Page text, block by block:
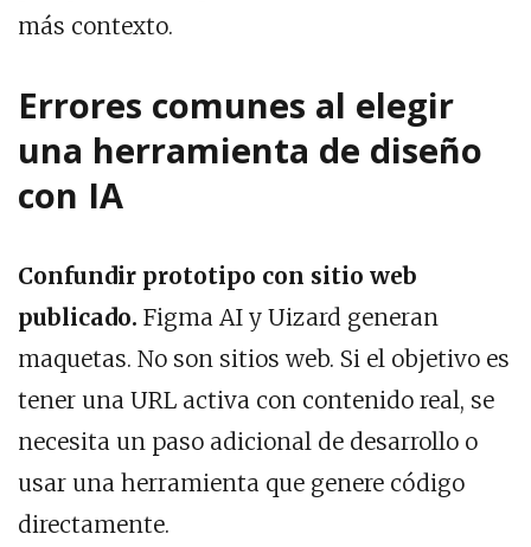
más contexto.
Errores comunes al elegir
una herramienta de diseño
con IA
Confundir prototipo con sitio web
publicado. Figma AI y Uizard generan
maquetas. No son sitios web. Si el objetivo es
tener una URL activa con contenido real, se
necesita un paso adicional de desarrollo o
usar una herramienta que genere código
directamente.